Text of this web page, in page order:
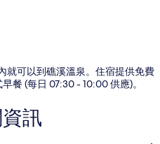
就可以到礁溪溫泉。住宿提供免費
餐 (每日 07:30 - 10:00 供應)。
訊